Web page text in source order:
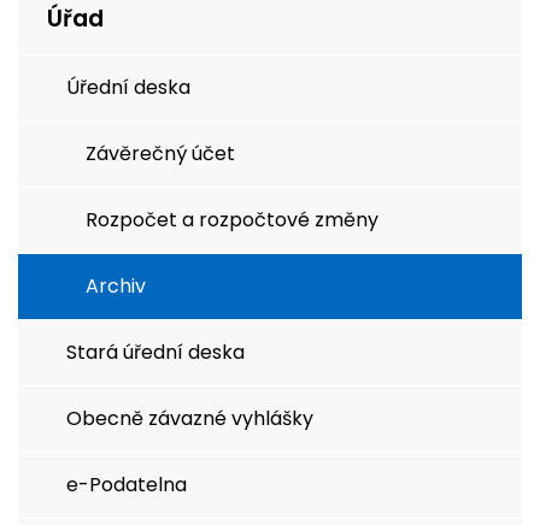
Úřad
Úřední deska
Závěrečný účet
Rozpočet a rozpočtové změny
Archiv
Stará úřední deska
Obecně závazné vyhlášky
e-Podatelna